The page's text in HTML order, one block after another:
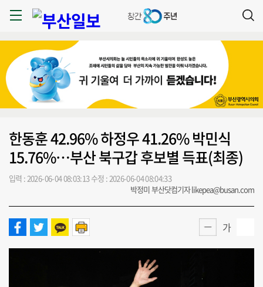
한동훈 42.96% 하정우 41.26% 박민식
15.76%…부산 북구갑 후보별 득표(최종)
입력 : 2026-06-04 08:03:13수정 : 2026-06-04 08:04:33
박정미 부산닷컴기자 likepea@busan.com
가